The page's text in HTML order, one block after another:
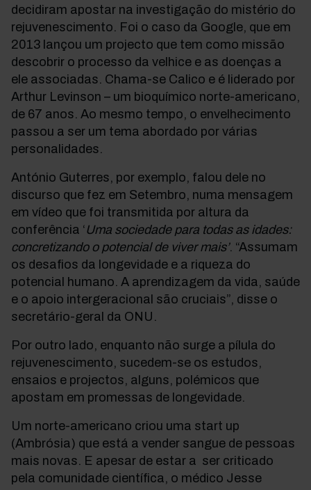
decidiram apostar na investigação do mistério do
rejuvenescimento. Foi o caso da Google, que em
2013 lançou um projecto que tem como missão
descobrir o processo da velhice e as doenças a
ele associadas. Chama-se Calico e é liderado por
Arthur Levinson – um bioquímico norte-americano,
de 67 anos. Ao mesmo tempo, o envelhecimento
passou a ser um tema abordado por várias
personalidades.
António Guterres, por exemplo, falou dele no
discurso que fez em Setembro, numa mensagem
em vídeo que foi transmitida por altura da
conferência ‘Uma sociedade para todas as idades:
concretizando o potencial de viver mais’. “Assumam
os desafios da longevidade e a riqueza do
potencial humano. A aprendizagem da vida, saúde
e o apoio intergeracional são cruciais”, disse o
secretário-geral da ONU.
Por outro lado, enquanto não surge a pílula do
rejuvenescimento, sucedem-se os estudos,
ensaios e projectos, alguns, polémicos que
apostam em promessas de longevidade.
Um norte-americano criou uma start up
(Ambrósia) que está a vender sangue de pessoas
mais novas. E apesar de estar a ser criticado
pela comunidade científica, o médico Jesse